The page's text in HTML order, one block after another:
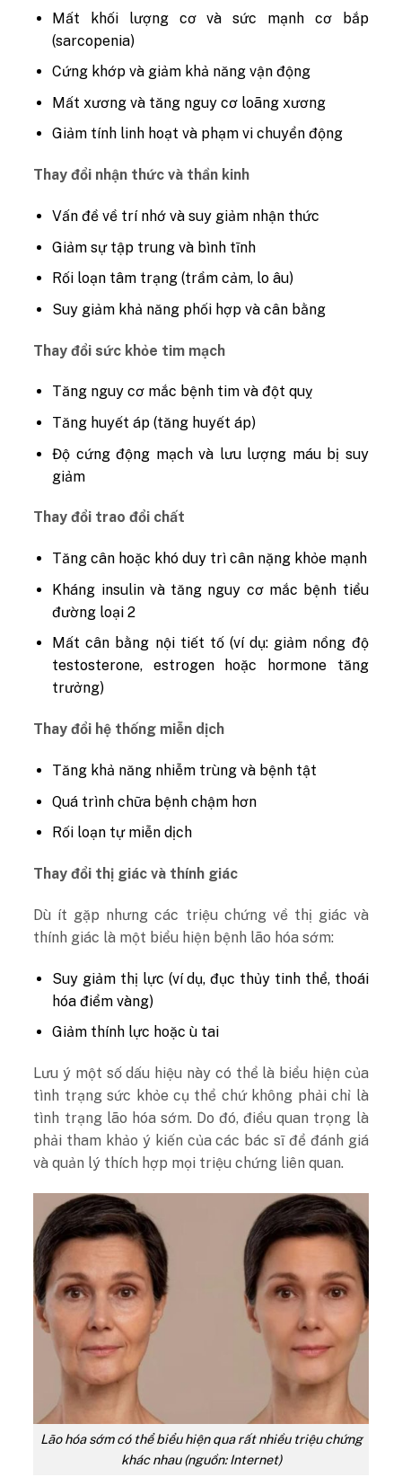
Mất khối lượng cơ và sức mạnh cơ bắp
(sarcopenia)
Cứng khớp và giảm khả năng vận động
Mất xương và tăng nguy cơ loãng xương
Giảm tính linh hoạt và phạm vi chuyển động
Thay đổi nhận thức và thần kinh
Vấn đề về trí nhớ và suy giảm nhận thức
Giảm sự tập trung và bình tĩnh
Rối loạn tâm trạng (trầm cảm, lo âu)
Suy giảm khả năng phối hợp và cân bằng
Thay đổi sức khỏe tim mạch
Tăng nguy cơ mắc bệnh tim và đột quỵ
Tăng huyết áp (tăng huyết áp)
Độ cứng động mạch và lưu lượng máu bị suy
giảm
Thay đổi trao đổi chất
Tăng cân hoặc khó duy trì cân nặng khỏe mạnh
Kháng insulin và tăng nguy cơ mắc bệnh tiểu
đường loại 2
Mất cân bằng nội tiết tố (ví dụ: giảm nồng độ
testosterone, estrogen hoặc hormone tăng
trưởng)
Thay đổi hệ thống miễn dịch
Tăng khả năng nhiễm trùng và bệnh tật
Quá trình chữa bệnh chậm hơn
Rối loạn tự miễn dịch
Thay đổi thị giác và thính giác
Dù ít gặp nhưng các triệu chứng về thị giác và
thính giác là một biểu hiện bệnh lão hóa sớm:
Suy giảm thị lực (ví dụ, đục thủy tinh thể, thoái
hóa điểm vàng)
Giảm thính lực hoặc ù tai
Lưu ý một số dấu hiệu này có thể là biểu hiện của
tình trạng sức khỏe cụ thể chứ không phải chỉ là
tình trạng lão hóa sớm. Do đó, điều quan trọng là
phải tham khảo ý kiến ​​​​của các bác sĩ để đánh giá
và quản lý thích hợp mọi triệu chứng liên quan.
Lão hóa sớm có thể biểu hiện qua rất nhiều triệu chứng
khác nhau (nguồn: Internet)